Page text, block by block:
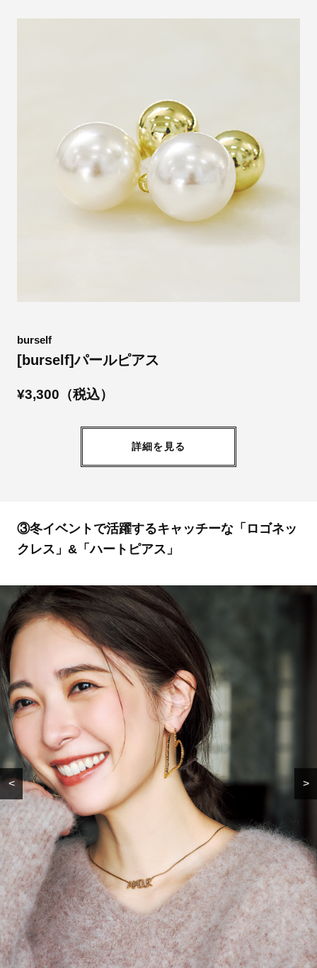
burself
[burself]パールピアス
¥3,300（税込）
詳細を見る
③冬イベントで活躍するキャッチーな「ロゴネッ
クレス」&「ハートピアス」
< >